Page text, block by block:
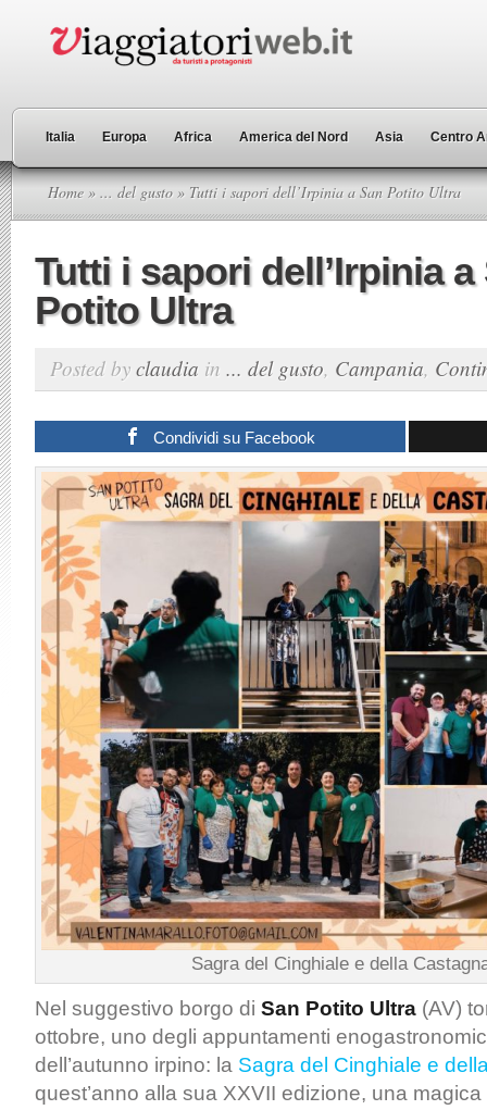
Italia Europa Africa America del Nord Asia Centro
Home » ... del gusto » Tutti i sapori dell’Irpinia a San Potito Ultra
Tutti i sapori dell’Irpinia a
Potito Ultra
Posted by claudia in ... del gusto, Campania,
Condividi su Facebook
Sagra del Cinghiale e della
Nel suggestivo borgo di San Potito Ultra (AV)
ottobre, uno degli appuntamenti
dell’autunno irpino: la Sagra del Cinghiale e
quest’anno alla sua XXVII edizione, una